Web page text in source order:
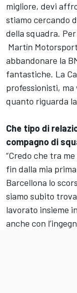
migliore, devi
stiamo cercando
della squadra.
Martín
abbandonare la
fantastiche. La
professionisti,
quanto riguarda
Che tipo di
compagno di
“Credo che tra
fin dalla mia
Barcellona lo
siamo subito
lavorato insieme
anche con